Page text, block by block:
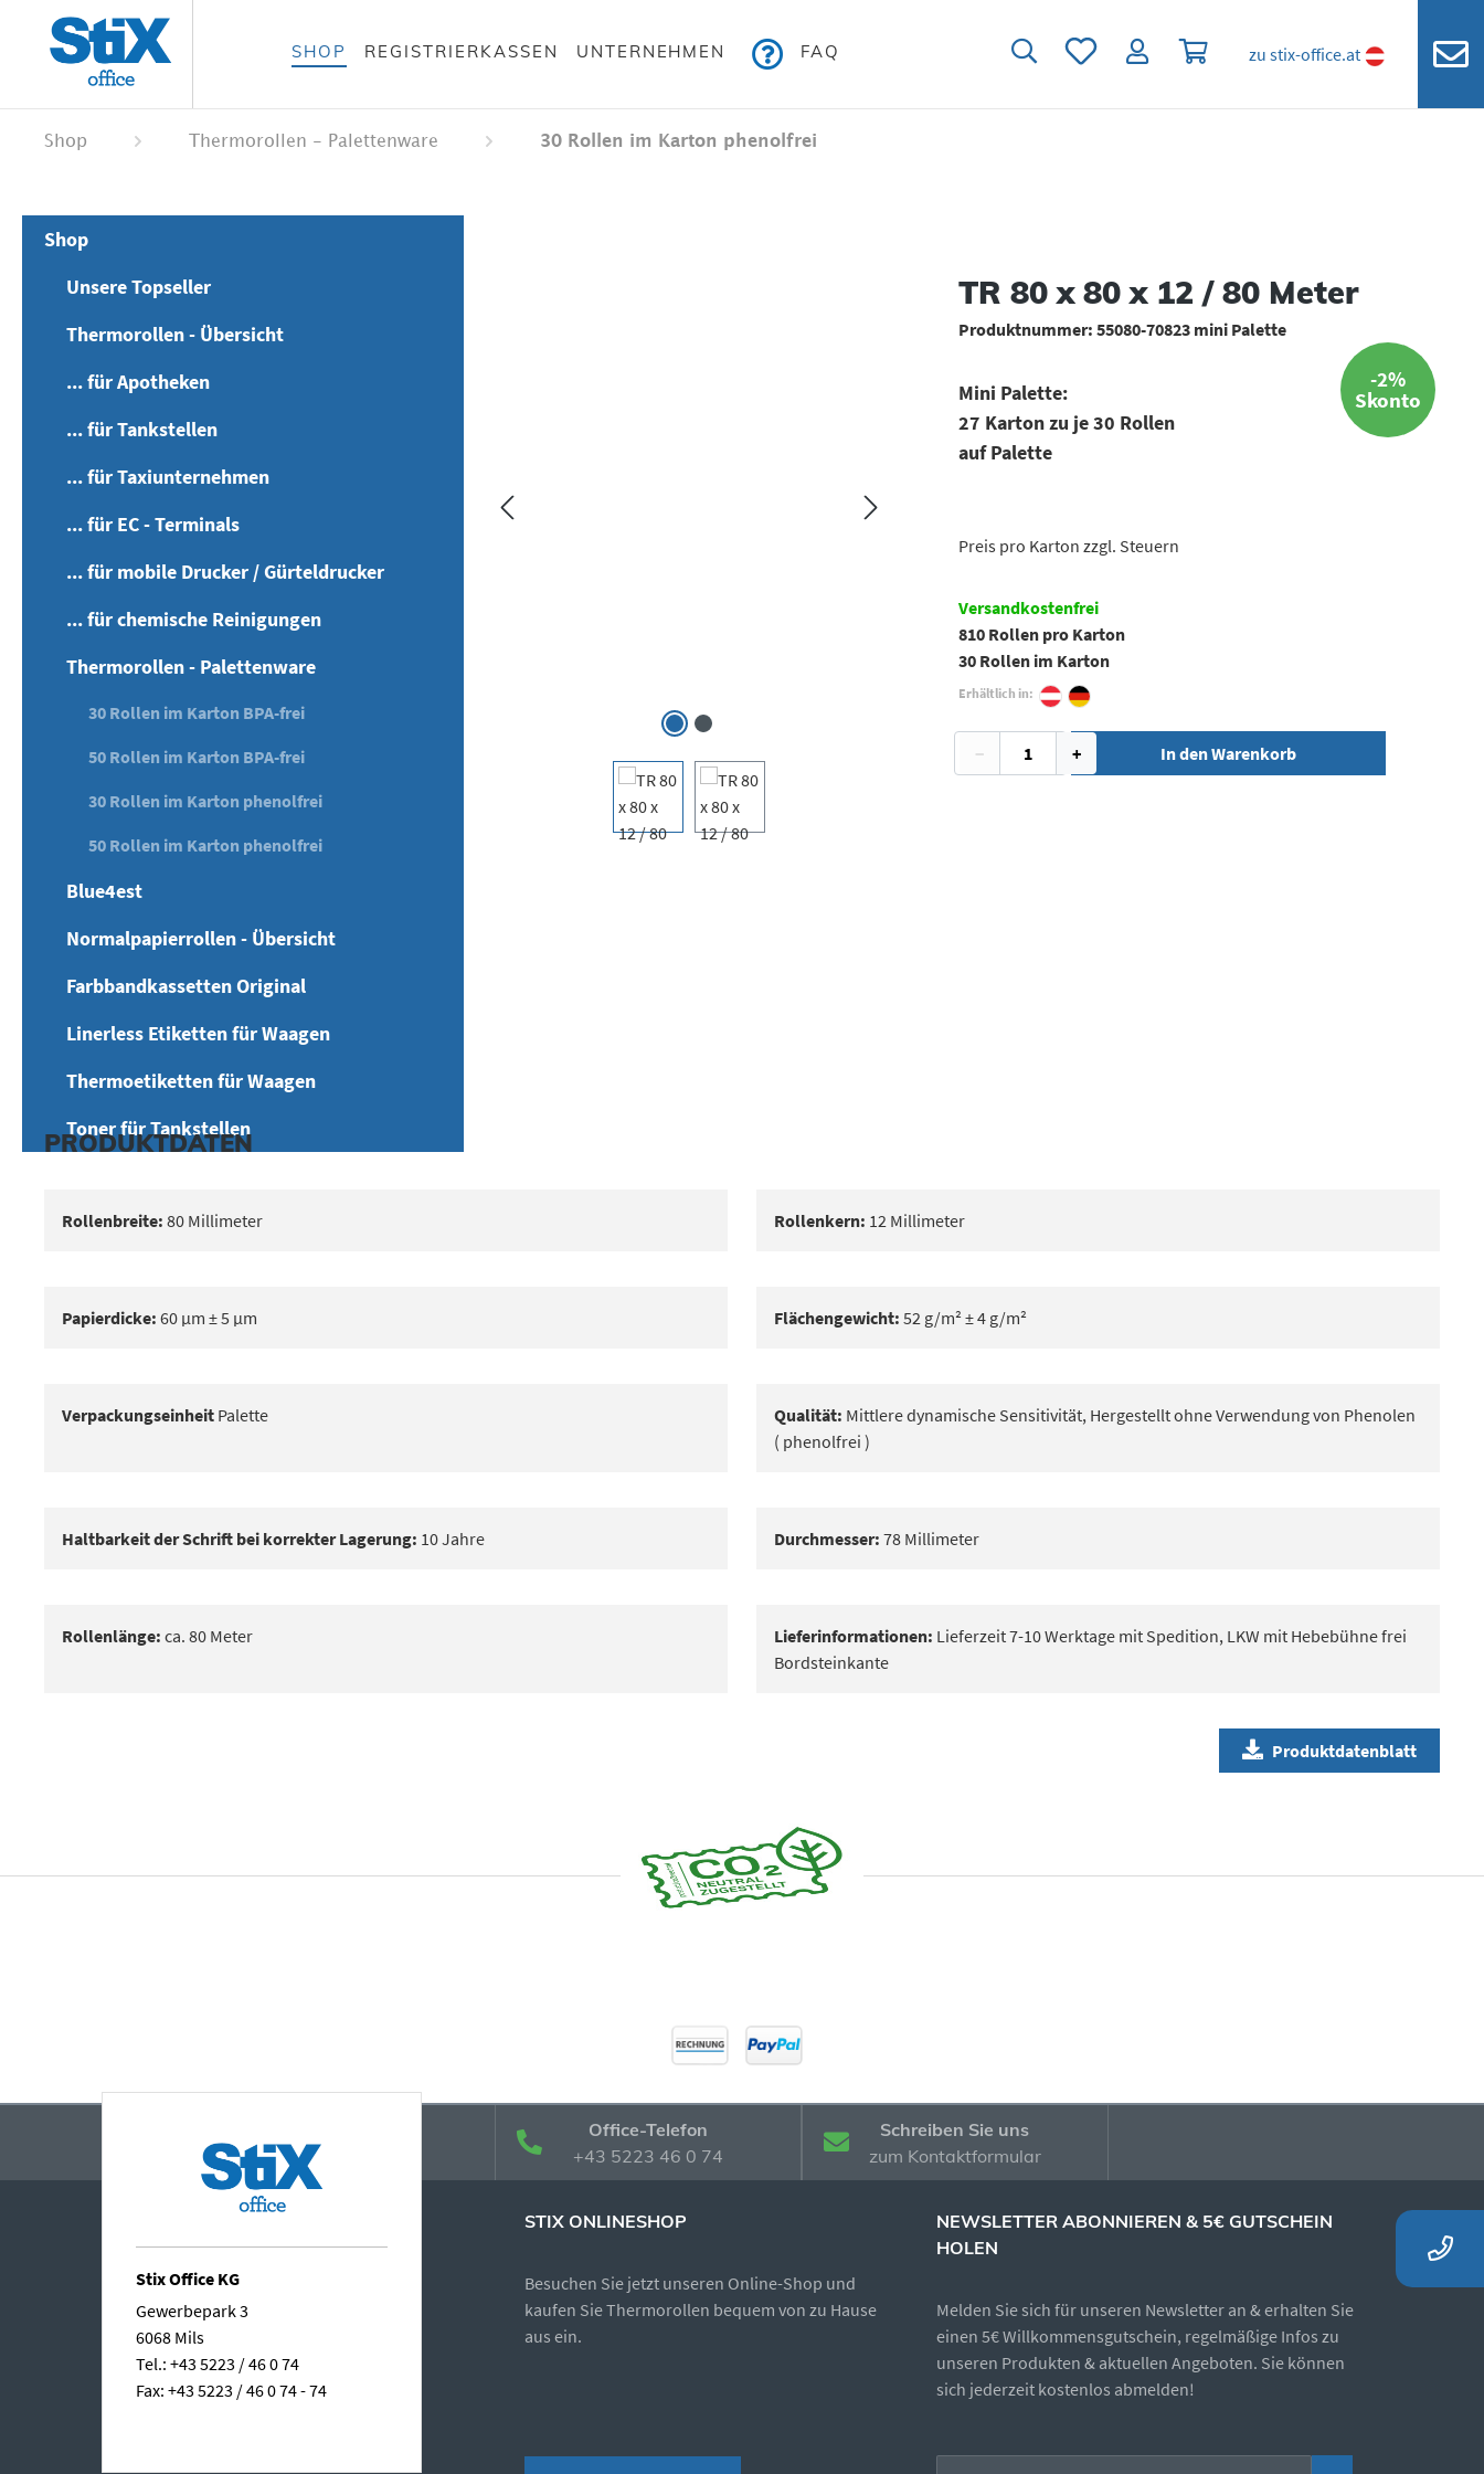
springen
springen
SHOP REGISTRIERKASSEN UNTERNEHMEN FAQ Du hast 0 Produkte auf dem Merkzettel
Warenkorb enthält 0 Positionen.
zu stix-office.at
Shop Thermorollen - Palettenware 30 Rollen im Karton phenolfrei
Shop
Unsere Topseller
Thermorollen - Übersicht
... für Apotheken
... für Tankstellen
... für Taxiunternehmen
... für EC - Terminals
... für mobile Drucker / Gürteldrucker
... für chemische Reinigungen
Thermorollen - Palettenware
30 Rollen im Karton BPA-frei
50 Rollen im Karton BPA-frei
30 Rollen im Karton phenolfrei
50 Rollen im Karton phenolfrei
Blue4est
Normalpapierrollen - Übersicht
Farbbandkassetten Original
Linerless Etiketten für Waagen
Thermoetiketten für Waagen
Toner für Tankstellen
TR 80 x 80 x 12 / 80 Meter
Produktnummer: 55080-70823 mini Palette
-2%
Skonto
Mini Palette:
27 Karton zu je 30 Rollen
auf Palette
Preis pro Karton zzgl. Steuern
Versandkostenfrei
810 Rollen pro Karton
30 Rollen im Karton
Erhältlich in:
− + In den Warenkorb
PRODUKTDATEN
Rollenbreite: 80 Millimeter Rollenkern: 12 Millimeter
Papierdicke: 60 μm ± 5 μm Flächengewicht: 52 g/m² ± 4 g/m²
Verpackungseinheit Palette Qualität: Mittlere dynamische Sensitivität, Hergestellt ohne Verwendung von Phenolen
( phenolfrei )
Haltbarkeit der Schrift bei korrekter Lagerung: 10 Jahre Durchmesser: 78 Millimeter
Rollenlänge: ca. 80 Meter Lieferinformationen: Lieferzeit 7-10 Werktage mit Spedition, LKW mit Hebebühne frei
Bordsteinkante
Produktdatenblatt
Office-Telefon
+43 5223 46 0 74
Schreiben Sie uns
zum Kontaktformular
Stix Office KG
Gewerbepark 3
6068 Mils
Tel.: +43 5223 / 46 0 74
Fax: +43 5223 / 46 0 74 - 74
STIX ONLINESHOP
Besuchen Sie jetzt unseren Online-Shop und
kaufen Sie Thermorollen bequem von zu Hause
aus ein.
NEWSLETTER ABONNIEREN & 5€ GUTSCHEIN
HOLEN
Melden Sie sich für unseren Newsletter an & erhalten Sie
einen 5€ Willkommensgutschein, regelmäßige Infos zu
unseren Produkten & aktuellen Angeboten. Sie können
sich jederzeit kostenlos abmelden!